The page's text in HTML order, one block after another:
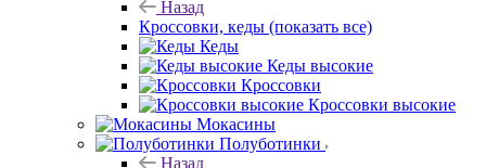
Назад
Кроссовки, кеды (показать все)
Кеды
Кеды высокие
Кроссовки
Кроссовки высокие
Мокасины
Полуботинки
Назад